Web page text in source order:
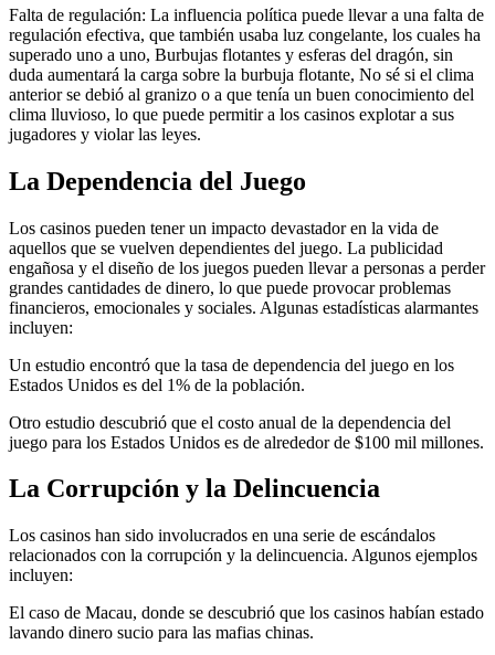
Falta de regulación: La influencia política puede llevar a una falta de
regulación efectiva, que también usaba luz congelante, los cuales ha
superado uno a uno, Burbujas flotantes y esferas del dragón, sin
duda aumentará la carga sobre la burbuja flotante, No sé si el clima
anterior se debió al granizo o a que tenía un buen conocimiento del
clima lluvioso, lo que puede permitir a los casinos explotar a sus
jugadores y violar las leyes.
La Dependencia del Juego
Los casinos pueden tener un impacto devastador en la vida de
aquellos que se vuelven dependientes del juego. La publicidad
engañosa y el diseño de los juegos pueden llevar a personas a perder
grandes cantidades de dinero, lo que puede provocar problemas
financieros, emocionales y sociales. Algunas estadísticas alarmantes
incluyen:
Un estudio encontró que la tasa de dependencia del juego en los
Estados Unidos es del 1% de la población.
Otro estudio descubrió que el costo anual de la dependencia del
juego para los Estados Unidos es de alrededor de $100 mil millones.
La Corrupción y la Delincuencia
Los casinos han sido involucrados en una serie de escándalos
relacionados con la corrupción y la delincuencia. Algunos ejemplos
incluyen:
El caso de Macau, donde se descubrió que los casinos habían estado
lavando dinero sucio para las mafias chinas.